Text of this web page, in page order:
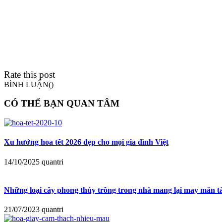
Rate this post
BÌNH LUẬN()
CÓ THỂ BẠN QUAN TÂM
Xu hướng hoa tết 2026 đẹp cho mọi gia đình Việt
14/10/2025 quantri
Những loại cây phong thủy trồng trong nhà mang lại may mắn
21/07/2023 quantri